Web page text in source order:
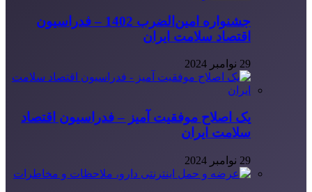
جشنواره امین‌الضرب 1402 – فدراسیون
اقتصاد سلامت ایران
29 نوامبر 2024
یک اصلاح موفقیت آمیز – فدراسیون اقتصاد
سلامت ایران
29 نوامبر 2024